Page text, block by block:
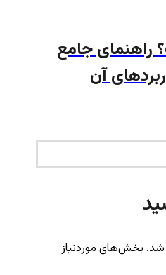
راهنمای جامع
آن
شد. بخش‌های موردنیاز